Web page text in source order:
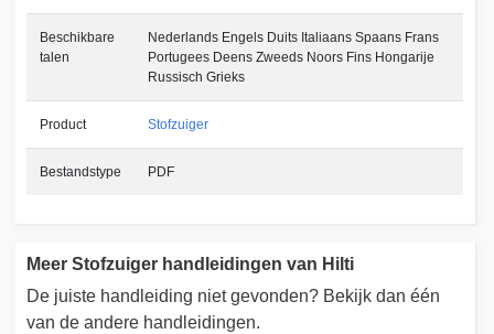
Beschikbare
talen
Nederlands Engels Duits Italiaans Spaans Frans
Portugees Deens Zweeds Noors Fins Hongarije
Russisch Grieks
Product Stofzuiger
Bestandstype PDF
Meer Stofzuiger handleidingen van Hilti
De juiste handleiding niet gevonden? Bekijk dan één
van de andere handleidingen.